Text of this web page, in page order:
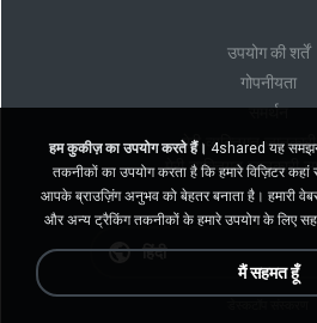
उपयोग की शर्तें
गोपनीयता
समर्थन
मेरी व्यक्तिगत
मेरी व्यक्तिगत जानकारी
हिंदी
हम कुकीज़ का उपयोग करते हैं। 4shared यह
तकनीकों का उपयोग करता है कि हमारे विज़िटर
आपके ब्राउज़िंग अनुभव को बेहतर बनाता है। हमारी
और अन्य ट्रैकिंग तकनीकों के हमारे उपयोग के लिए
मैं सहमत हूँ